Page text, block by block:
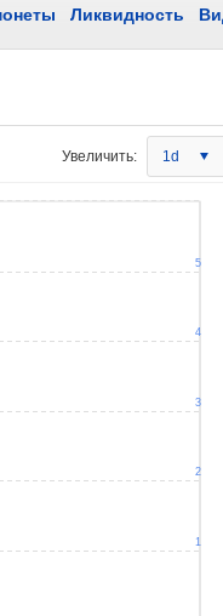
Ликвидность
Увеличить: 1d
1
2
3
4
5